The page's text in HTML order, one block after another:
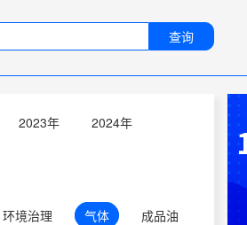
查询
2023年
2024年
环境治理 气体
成品油